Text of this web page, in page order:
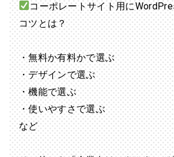
コーポレートサイト用に
コツとは？
・無料か有料かで選ぶ
・デザインで選ぶ
・機能で選ぶ
・使いやすさで選ぶ
など